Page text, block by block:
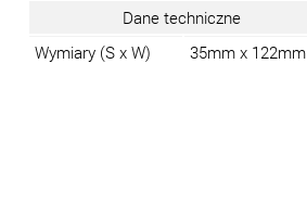
Dane techniczne
Wymiary (S x W)
35mm x 122mm